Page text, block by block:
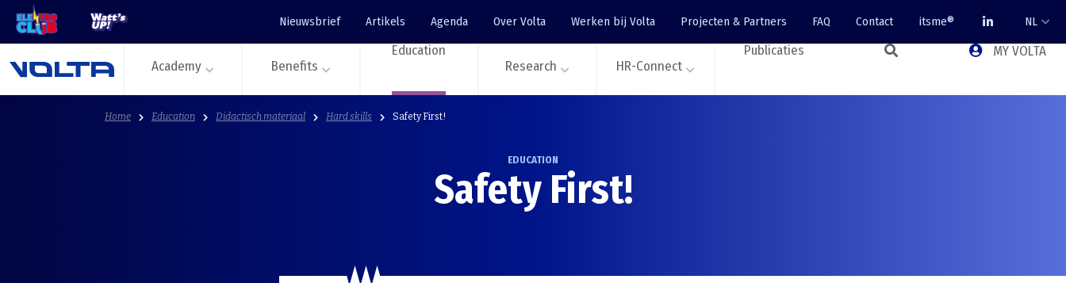
Nieuwsbrief Artikels Agenda Over Volta Werken bij Volta Projecten & Partners FAQ Contact itsme® NL
Academy Benefits
Education
Research
HR-Connect
Publicaties MY VOLTA
Home Education Didactisch materiaal Hard skills Safety First!
EDUCATION
Safety First!